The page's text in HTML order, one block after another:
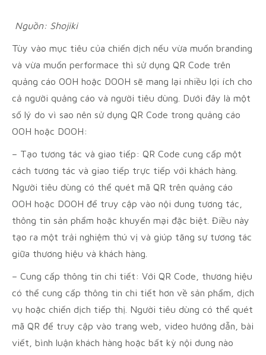
Nguồn: Shojiki
Tùy vào mục tiêu của chiến dịch nếu vừa muốn branding
và vừa muốn performace thì sử dụng QR Code trên
quảng cáo OOH hoặc DOOH sẽ mang lại nhiều lợi ích cho
cả người quảng cáo và người tiêu dùng. Dưới đây là một
số lý do vì sao nên sử dụng QR Code trong quảng cáo
OOH hoặc DOOH:
– Tạo tương tác và giao tiếp: QR Code cung cấp một
cách tương tác và giao tiếp trực tiếp với khách hàng.
Người tiêu dùng có thể quét mã QR trên quảng cáo
OOH hoặc DOOH để truy cập vào nội dung tương tác,
thông tin sản phẩm hoặc khuyến mại đặc biệt. Điều này
tạo ra một trải nghiệm thú vị và giúp tăng sự tương tác
giữa thương hiệu và khách hàng.
– Cung cấp thông tin chi tiết: Với QR Code, thương hiệu
có thể cung cấp thông tin chi tiết hơn về sản phẩm, dịch
vụ hoặc chiến dịch tiếp thị. Người tiêu dùng có thể quét
mã QR để truy cập vào trang web, video hướng dẫn, bài
viết, bình luận khách hàng hoặc bất kỳ nội dung nào